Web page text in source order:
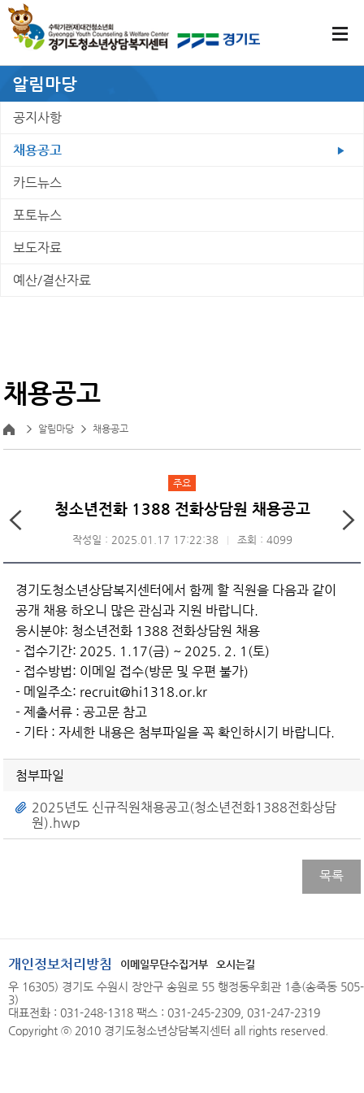
알림마당
공지사항
채용공고
카드뉴스
포토뉴스
보도자료
예산/결산자료
채용공고
알림마당 채용공고
주요
청소년전화 1388 전화상담원 채용공고
작성일 : 2025.01.17 17:22:38 조회 : 4099
경기도청소년상담복지센터에서 함께 할 직원을 다음과 같이
공개 채용 하오니 많은 관심과 지원 바랍니다.
응시분야: 청소년전화 1388 전화상담원 채용
- 접수기간: 2025. 1.17(금) ~ 2025. 2. 1(토)
- 접수방법: 이메일 접수(방문 및 우편 불가)
- 메일주소: recruit@hi1318.or.kr
- 제출서류 : 공고문 참고
- 기타 : 자세한 내용은 첨부파일을 꼭 확인하시기 바랍니다.
첨부파일
2025년도 신규직원채용공고(청소년전화1388전화상담
원).hwp
목록
개인정보처리방침 이메일무단수집거부 오시는길
우 16305) 경기도 수원시 장안구 송원로 55 행정동우회관 1층(송죽동 505-
3)
대표전화 : 031-248-1318 팩스 : 031-245-2309, 031-247-2319
Copyright ⓒ 2010 경기도청소년상담복지센터 all rights reserved.